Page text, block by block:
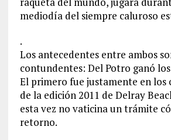
mediodía del siempre caluroso
.
Los antecedentes entre ambos
contundentes: Del Potro ganó
El primero fue justamente en los
de la edición 2011 de Delray
esta vez no vaticina un trámite
retorno.